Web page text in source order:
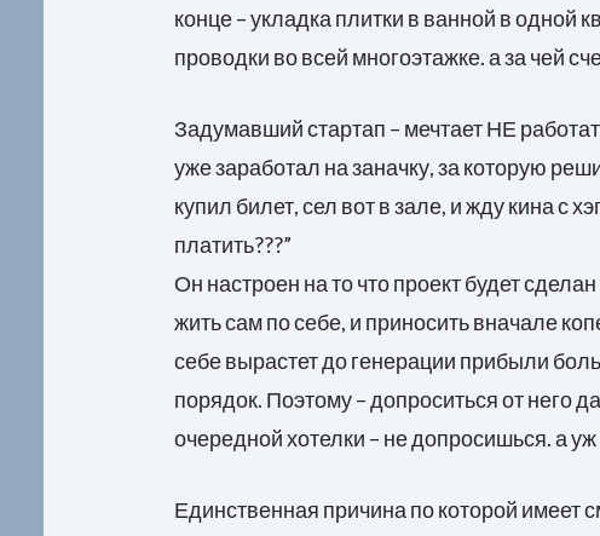
конце – укладка плитки в ванной в одной
проводки во всей многоэтажке. а за чей
Задумавший стартап – мечтает НЕ
уже заработал на заначку, за которую
купил билет, сел вот в зале, и жду кина с
платить???”
Он настроен на то что проект будет
жить сам по себе, и приносить вначале
себе вырастет до генерации прибыли
порядок. Поэтому – допроситься от него
очередной хотелки – не допросишься. а
Единственная причина по которой имеет